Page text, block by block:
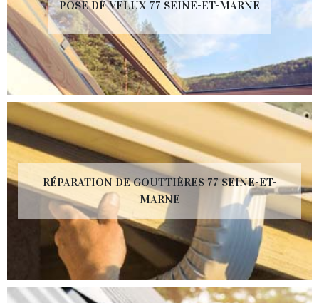
POSE DE VELUX 77 SEINE-ET-MARNE
RÉPARATION DE GOUTTIÈRES 77 SEINE-ET-
MARNE